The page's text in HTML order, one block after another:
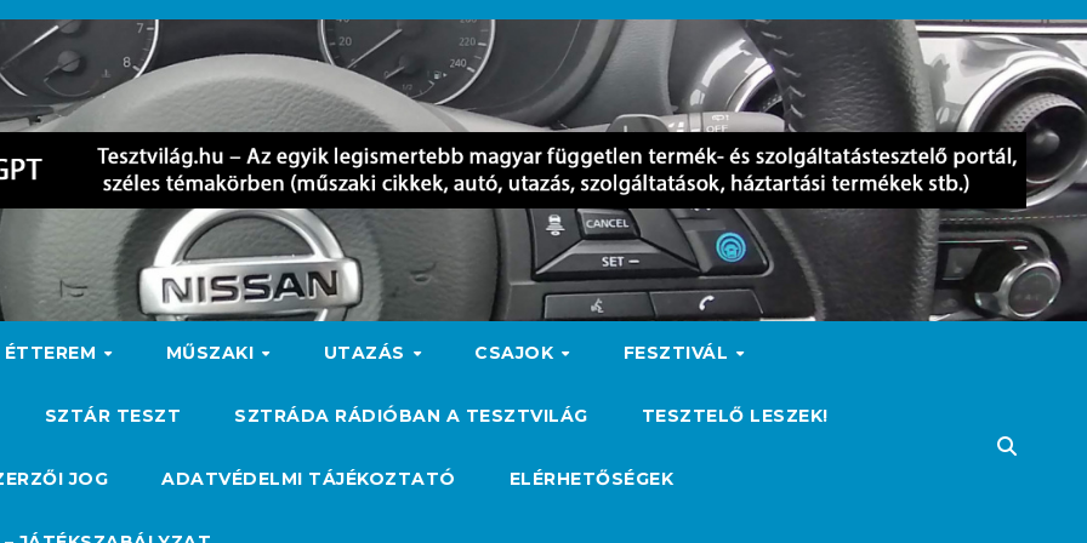
ÉTTEREM MŰSZAKI UTAZÁS CSAJOK FESZTIVÁL
SZTÁR TESZT SZTRÁDA RÁDIÓBAN A TESZTVILÁG TESZTELŐ LESZEK!
JOG ADATVÉDELMI TÁJÉKOZTATÓ ELÉRHETŐSÉGEK